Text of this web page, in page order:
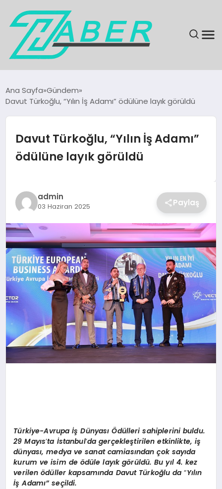
EKONOMI
MAGAZIN
KÜLTÜR & SANAT
SAĞLIK
SPOR
TEKNOLOJI
Ana Sayfa Gündem
Davut Türkoğlu, “Yılın İş Adamı” ödülüne layık görüldü
Davut Türkoğlu, “Yılın İş Adamı”
ödülüne layık görüldü
admin
03 Haziran 2025 Paylaş
Türkiye-Avrupa İş Dünyası Ödülleri sahiplerini buldu.
29 Mayıs’ta İstanbul’da gerçekleştirilen etkinlikte, iş
dünyası, medya ve sanat camiasından çok sayıda
kurum ve isim de ödüle layık görüldü. Bu yıl 4. kez
verilenödüller kapsamında Davut Türkoğlu da “Yılın
İş Adamı” seçildi.